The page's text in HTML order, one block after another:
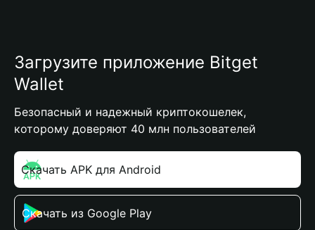
Загрузите приложение Bitget
Wallet
Безопасный и надежный криптокошелек,
которому доверяют 40 млн пользователей
Скачать APK для Android
Скачать из Google Play